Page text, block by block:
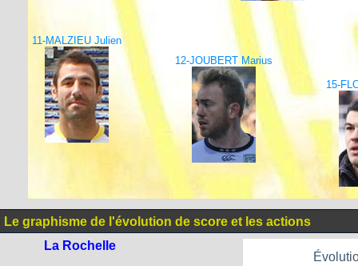
11-MALZIEU Julien
12-JOUBERT Marius
15-
Le graphisme de l'évolution de score et les actions
La Rochelle